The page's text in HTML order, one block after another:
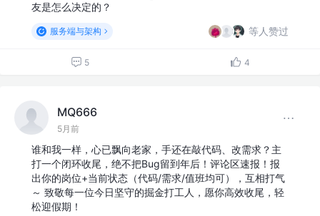
友是怎么决定的？
服务端与架构 等人赞过
5 4
MQ666
5月前
谁和我一样，心已飘向老家，手还在敲代码、改需求？主
打一个闭环收尾，绝不把Bug留到年后！评论区速报！报
出你的岗位+当前状态（代码/需求/值班均可），互相打气
～ 致敬每一位今日坚守的掘金打工人，愿你高效收尾，轻
松迎假期！